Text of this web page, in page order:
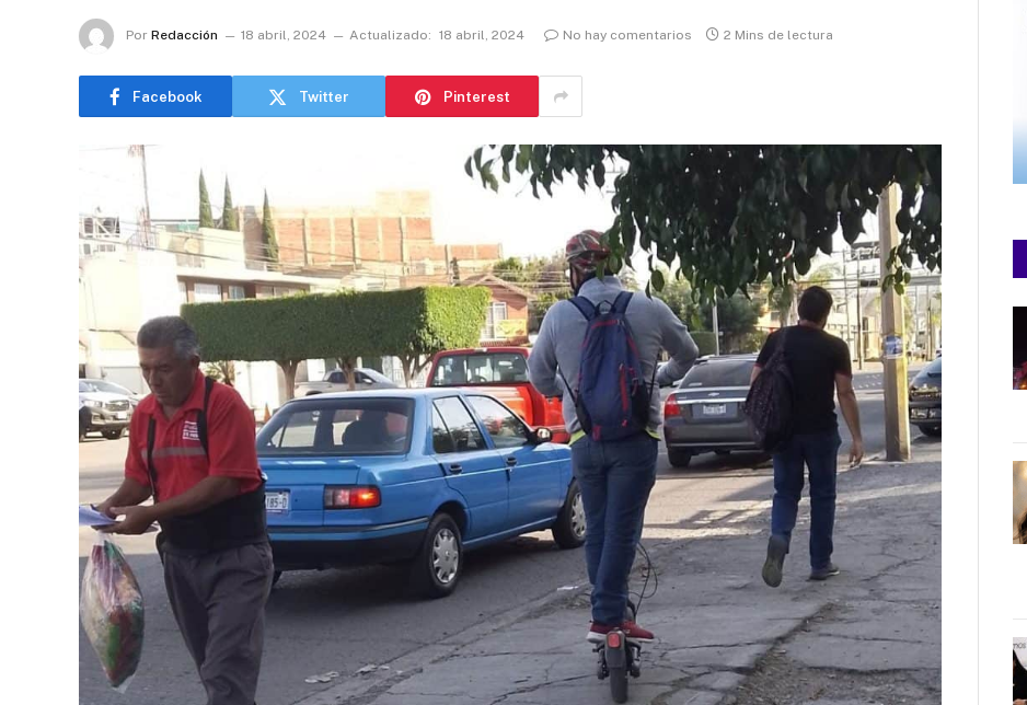
Por Redacción 18 abril, 2024 Actualizado: 18 abril, 2024 No hay comentarios 2 Mins de lectura
Facebook Twitter Pinterest